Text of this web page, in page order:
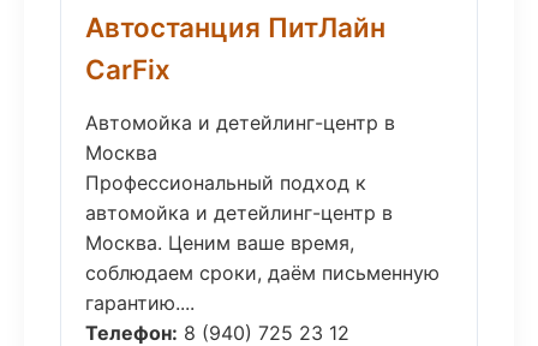
Автостанция ПитЛайн
CarFix
Автомойка и детейлинг-центр в
Москва
Профессиональный подход к
автомойка и детейлинг-центр в
Москва. Ценим ваше время,
соблюдаем сроки, даём письменную
гарантию....
Телефон: 8 (940) 725 23 12